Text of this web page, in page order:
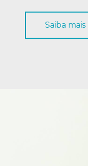
Saiba mais